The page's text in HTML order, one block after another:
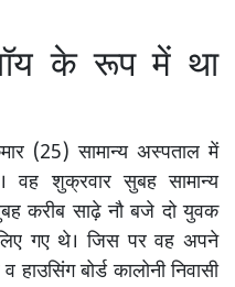
के रूप में था
(25) सामान्य अस्पताल में
वह शुक्रवार सुबह सामान्य
करीब साढ़े नौ बजे दो युवक
गए थे। जिस पर वह अपने
हाउसिंग बोर्ड कालोनी निवासी